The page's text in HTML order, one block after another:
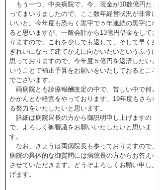
もう一つ、中央病院で、今、現金が10数億円たま
ってまいりましたので、ここ数年経営状況が非常に
いいと。今年度も恐らく黒字で５年連続の黒字にな
ると思いますが、一般会計から13億円借金をしてお
りますので、これを少しでも返して、そして早く身
ぎれいになって建てかえに向かいたいというふうに
思っておりますので、今年度５億円を返済したいと
いうことで補正予算をお願いをいたしておるところ
でございます。
両病院とも診療報酬改定の中で、苦しい中で何と
かかんとか経営をやっております。19年度もさらな
る努力をいたしたいと思います。
詳細は病院局長の方から御説明申し上げますの
で、よろしく御審議をお願いいたしたいと思いま
す。
なお、きょうは両病院長も参っておりますので、
病院の具体的な御質問には病院長の方からお答えを
させていただきます。どうぞよろしくお願い申し上
げます。